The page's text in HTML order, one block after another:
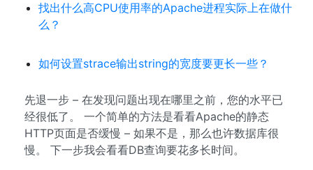
找出什么高CPU使用率的Apache进程实际上在做什
么？
如何设置strace输出string的宽度要更长一些？
先退一步 – 在发现问题出现在哪里之前，您的水平已
经很低了。 一个简单的方法是看看Apache的静态
HTTP页面是否缓慢 – 如果不是，那么也许数据库很
慢。 下一步我会看看DB查询要花多长时间。